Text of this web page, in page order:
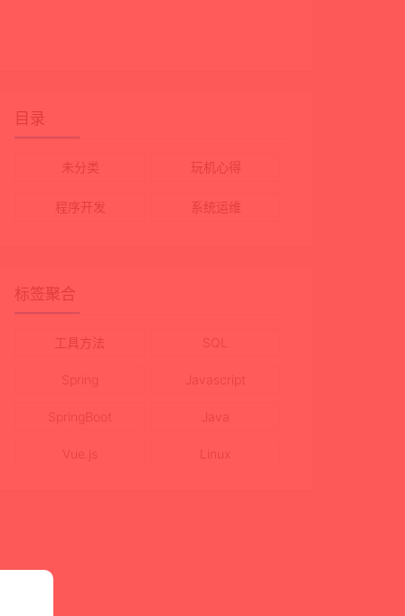
目录
未分类 玩机心得
程序开发 系统运维
标签聚合
工具方法 SQL
Spring Javascript
SpringBoot Java
Vue.js Linux